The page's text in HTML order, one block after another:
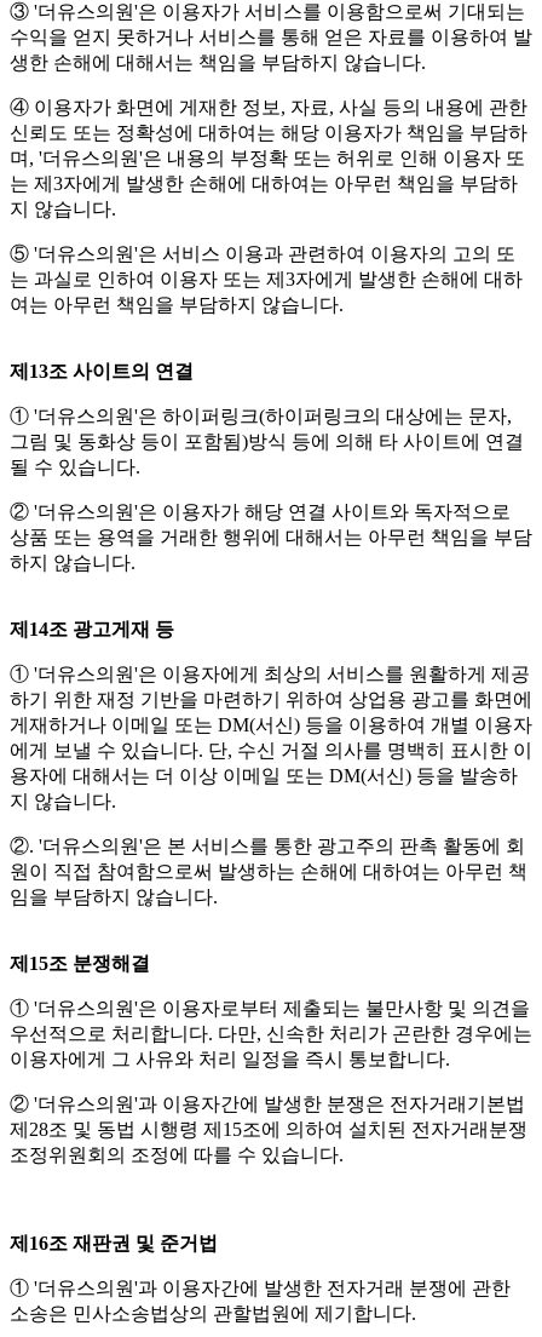
③ '더유스의원'은 이용자가 서비스를 이용함으로써 기대되는
수익을 얻지 못하거나 서비스를 통해 얻은 자료를 이용하여 발
생한 손해에 대해서는 책임을 부담하지 않습니다.
④ 이용자가 화면에 게재한 정보, 자료, 사실 등의 내용에 관한
신뢰도 또는 정확성에 대하여는 해당 이용자가 책임을 부담하
며, '더유스의원'은 내용의 부정확 또는 허위로 인해 이용자 또
는 제3자에게 발생한 손해에 대하여는 아무런 책임을 부담하
지 않습니다.
⑤ '더유스의원'은 서비스 이용과 관련하여 이용자의 고의 또
는 과실로 인하여 이용자 또는 제3자에게 발생한 손해에 대하
여는 아무런 책임을 부담하지 않습니다.
제13조 사이트의 연결
① '더유스의원'은 하이퍼링크(하이퍼링크의 대상에는 문자,
그림 및 동화상 등이 포함됨)방식 등에 의해 타 사이트에 연결
될 수 있습니다.
② '더유스의원'은 이용자가 해당 연결 사이트와 독자적으로
상품 또는 용역을 거래한 행위에 대해서는 아무런 책임을 부담
하지 않습니다.
제14조 광고게재 등
① '더유스의원'은 이용자에게 최상의 서비스를 원활하게 제공
하기 위한 재정 기반을 마련하기 위하여 상업용 광고를 화면에
게재하거나 이메일 또는 DM(서신) 등을 이용하여 개별 이용자
에게 보낼 수 있습니다. 단, 수신 거절 의사를 명백히 표시한 이
용자에 대해서는 더 이상 이메일 또는 DM(서신) 등을 발송하
지 않습니다.
②. '더유스의원'은 본 서비스를 통한 광고주의 판촉 활동에 회
원이 직접 참여함으로써 발생하는 손해에 대하여는 아무런 책
임을 부담하지 않습니다.
제15조 분쟁해결
① '더유스의원'은 이용자로부터 제출되는 불만사항 및 의견을
우선적으로 처리합니다. 다만, 신속한 처리가 곤란한 경우에는
이용자에게 그 사유와 처리 일정을 즉시 통보합니다.
② '더유스의원'과 이용자간에 발생한 분쟁은 전자거래기본법
제28조 및 동법 시행령 제15조에 의하여 설치된 전자거래분쟁
조정위원회의 조정에 따를 수 있습니다.
제16조 재판권 및 준거법
① '더유스의원'과 이용자간에 발생한 전자거래 분쟁에 관한
소송은 민사소송법상의 관할법원에 제기합니다.